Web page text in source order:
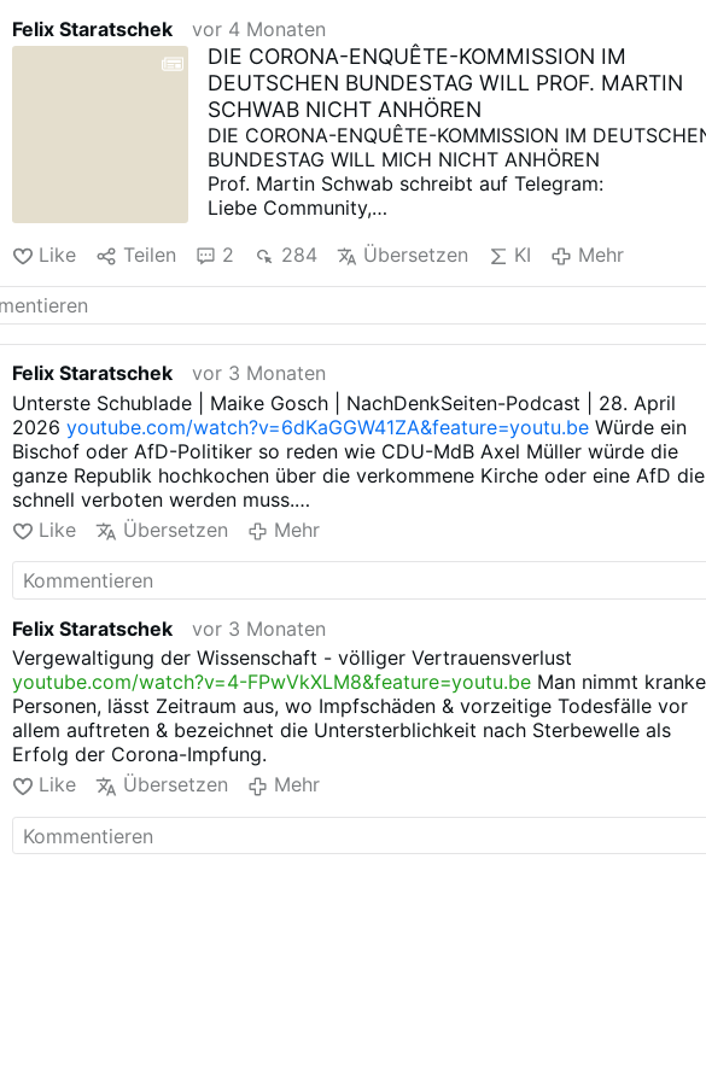
Felix Staratschek vor 4 Monaten
DIE CORONA-ENQUÊTE-KOMMISSION IM
DEUTSCHEN BUNDESTAG WILL PROF. MARTIN
SCHWAB NICHT ANHÖREN
DIE CORONA-ENQUÊTE-KOMMISSION IM
BUNDESTAG WILL MICH NICHT ANHÖREN
Prof. Martin Schwab schreibt auf Telegram:
Liebe Community,
Bundestag eine nichtöffentliche Sitzung der
Arbeitsgruppe 1 der Corona-Enquête-Kommission des
befasst sich mit spezifisch rechtlichen Fragen. Eines
der Mitglieder dieser Kommission ist Dr. Beate Pfeil.
ist eine der drei Sachverständigen, die dem Plenum
dieser Kommission auf Vorschlag der AfD angehören.
Beate Pfeil hatte in der Arbeitsgruppe vorgeschlagen,
mich in der Sitzung am 23.4.2026 als Sachverständigen
anzuhören. Als Thema der Sitzung ist Folgendes
vorgesehen:
„Zusammenarbeit und Koordination zwischen allen
staatlichen und nichtstaatlichen Akteuren und Ebenen
sowie im EU-Kontext“
Wie Beate Pfeil mir gestern (21.4.2026) Nachmittag
mitteilte, wurde – aus bisher nicht bekannten Gründen –
der Vorschlag, mich anzuhören, mehrheitlich abgelehnt.
Die …
Mehr
Like Teilen 2 284 Übersetzen KI Mehr
Felix Staratschek
vor 3 Monaten
Unterste Schublade | Maike Gosch | NachDenkSeiten-Podcast | 28. April
2026youtube.com/watch?v=6dKaGGW41ZA&feature=youtu.be Würde ein
Bischof oder AfD-Politiker so reden wie CDU-MdB Axel Müller würde die
ganze Republik hochkochen über die verkommene Kirche oder eine AfD die
schnell verboten werden muss.
Müller sagt er habe Erfahrung mit Menschen die Missbrauch erlitten hätten.
Wie kann er dann in der Öffentlichkeit Stefan Kohn so angehen?
Wie kann es sein dass Frau Hoppermann als Ausschussvorsitzende nicht
sofort eingreift und Axel Müller zurechtweist?
Like Übersetzen Mehr
Felix Staratschek
vor 3 Monaten
Vergewaltigung der Wissenschaft - völliger Vertrauensverlust
youtube.com/watch?v=4-FPwVkXLM8&feature=youtu.be Man nimmt kranke
Personen, lässt Zeitraum aus, wo Impfschäden & vorzeitige Todesfälle vor
allem auftreten & bezeichnet die Untersterblichkeit nach Sterbewelle als
Erfolg der Corona-Impfung.
Like
Übersetzen Mehr